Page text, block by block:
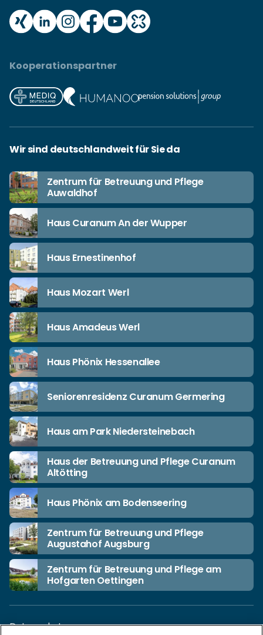
Kooperationspartner
Wir sind deutschlandweit für Sie da
Zentrum für Betreuung und Pflege
Auwaldhof
Haus Curanum An der Wupper
Haus Ernestinenhof
Haus Mozart Werl
Haus Amadeus Werl
Haus Phönix Hessenallee
Seniorenresidenz Curanum Germering
Haus am Park Niedersteinebach
Haus der Betreuung und Pflege Curanum
Altötting
Haus Phönix am Bodenseering
Zentrum für Betreuung und Pflege
Augustahof Augsburg
Zentrum für Betreuung und Pflege am
Hofgarten Oettingen
Datenschutz